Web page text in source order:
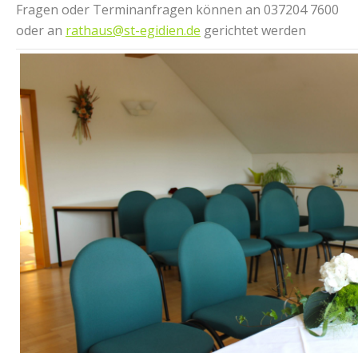
Fragen oder Terminanfragen können an 037204 7600
oder an rathaus@st-egidien.de gerichtet werden